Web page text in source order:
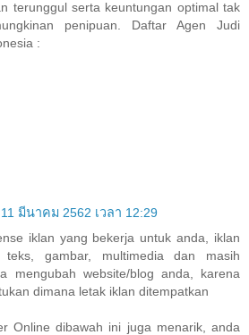
terunggul serta keuntungan optimal tak
penipuan. Daftar Agen Judi
:
11 มีนาคม 2562 เวลา 12:29
iklan yang bekerja untuk anda, iklan
teks, gambar, multimedia dan masih
mengubah website/blog anda, karena
dimana letak iklan ditempatkan
Online dibawah ini juga menarik, anda